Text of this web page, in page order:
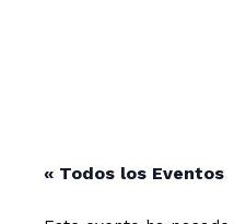
« Todos los Eventos